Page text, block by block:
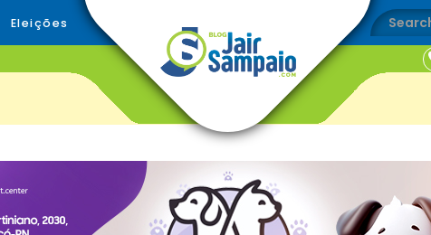
Eleições